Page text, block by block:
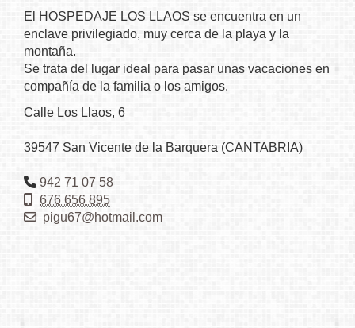
El HOSPEDAJE LOS LLAOS se encuentra en un
enclave privilegiado, muy cerca de la playa y la
montaña.
Se trata del lugar ideal para pasar unas vacaciones en
compañía de la familia o los amigos.
Calle Los Llaos, 6
39547 San Vicente de la Barquera (CANTABRIA)
942 71 07 58
676 656 895
pigu67
hotmail.com